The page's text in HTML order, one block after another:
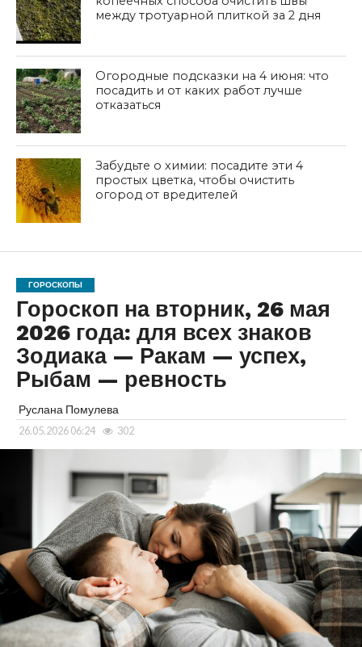
между тротуарной плиткой за 2 дня
Огородные подсказки на 4 июня: что
посадить и от каких работ лучше
отказаться
Забудьте о химии: посадите эти 4
простых цветка, чтобы очистить
огород от вредителей
ГОРОСКОПЫ
Гороскоп на вторник, 26 мая
2026 года: для всех знаков
Зодиака — Ракам — успех,
Рыбам — ревность
Руслана Помулева
26.05.2026 06:24 302